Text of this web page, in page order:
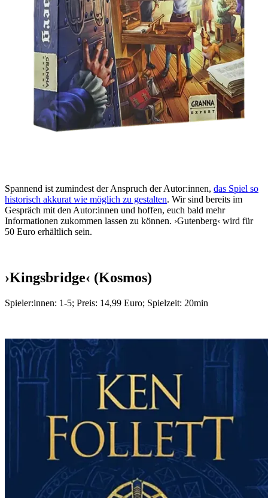
Spannend ist zumindest der Anspruch der Autor:innen, das Spiel so
historisch akkurat wie möglich zu gestalten. Wir sind bereits im
Gespräch mit den Autor:innen und hoffen, euch bald mehr
Informationen zukommen lassen zu können. ›Gutenberg‹ wird für
50 Euro erhältlich sein.
›Kingsbridge‹ (Kosmos)
Spieler:innen: 1-5; Preis: 14,99 Euro; Spielzeit: 20min